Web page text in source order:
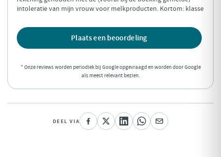
intoleratie van mijn vrouw voor melkproducten. Kortom: klasse
Plaats een beoordeling
* Onze reviews worden periodiek bij Google opgevraagd en worden door Google
als meest relevant bezien.
DEEL VIA